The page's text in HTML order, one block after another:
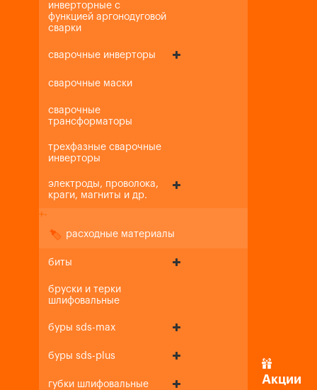
инверторные с
функцией аргонодуговой
сварки
сварочные инверторы
сварочные маски
сварочные
трансформаторы
трехфазные сварочные
инверторы
электроды, проволока,
краги, магниты и др.
+-
расходные материалы
биты
бруски и терки
шлифовальные
буры sds-max
буры sds-plus
губки шлифовальные Акции